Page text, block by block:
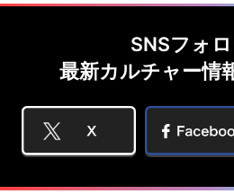
SNSフォ
最新カルチャー情